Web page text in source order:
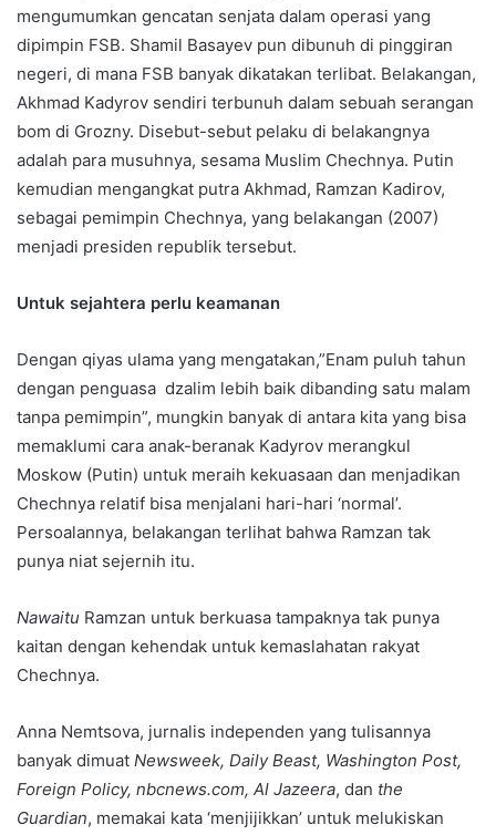
mengumumkan gencatan senjata dalam operasi yang
dipimpin FSB. Shamil Basayev pun dibunuh di pinggiran
negeri, di mana FSB banyak dikatakan terlibat. Belakangan,
Akhmad Kadyrov sendiri terbunuh dalam sebuah serangan
bom di Grozny. Disebut-sebut pelaku di belakangnya
adalah para musuhnya, sesama Muslim Chechnya. Putin
kemudian mengangkat putra Akhmad, Ramzan Kadirov,
sebagai pemimpin Chechnya, yang belakangan (2007)
menjadi presiden republik tersebut.
Untuk sejahtera perlu keamanan
Dengan qiyas ulama yang mengatakan,”Enam puluh tahun
dengan penguasa dzalim lebih baik dibanding satu malam
tanpa pemimpin”, mungkin banyak di antara kita yang bisa
memaklumi cara anak-beranak Kadyrov merangkul
Moskow (Putin) untuk meraih kekuasaan dan menjadikan
Chechnya relatif bisa menjalani hari-hari ‘normal’.
Persoalannya, belakangan terlihat bahwa Ramzan tak
punya niat sejernih itu.
Nawaitu Ramzan untuk berkuasa tampaknya tak punya
kaitan dengan kehendak untuk kemaslahatan rakyat
Chechnya.
Anna Nemtsova, jurnalis independen yang tulisannya
banyak dimuat Newsweek, Daily Beast, Washington Post,
Foreign Policy, nbcnews.com, Al Jazeera, dan the
Guardian, memakai kata ‘menjijikkan’ untuk melukiskan